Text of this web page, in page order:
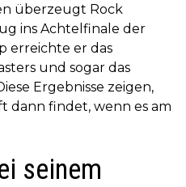
überzeugt Rock
ins Achtelfinale der
erreichte er das
und sogar das
Ergebnisse zeigen,
dann findet, wenn es am
seinem